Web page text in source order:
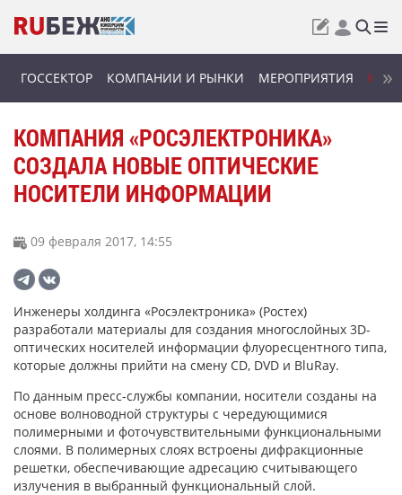
ГОССЕКТОР КОМПАНИИ И РЫНКИ МЕРОПРИЯТИЯ
КОМПАНИЯ «РОСЭЛЕКТРОНИКА»
СОЗДАЛА НОВЫЕ ОПТИЧЕСКИЕ
НОСИТЕЛИ ИНФОРМАЦИИ
09 февраля 2017, 14:55
Инженеры холдинга «Росэлектроника» (Ростех)
разработали материалы для создания многослойных 3D-
оптических носителей информации флуоресцентного типа,
которые должны прийти на смену CD, DVD и BluRay.
По данным пресс-службы компании, носители созданы на
основе волноводной структуры с чередующимися
полимерными и фоточувствительными функциональными
слоями. В полимерных слоях встроены дифракционные
решетки, обеспечивающие адресацию считывающего
излучения в выбранный функциональный слой.